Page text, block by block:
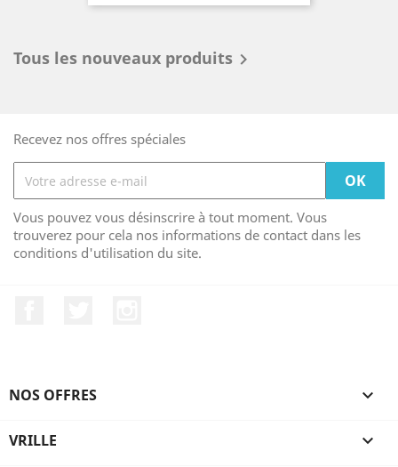
Tous les nouveaux produits 
Recevez nos offres spéciales
Vous pouvez vous désinscrire à tout moment. Vous
trouverez pour cela nos informations de contact dans les
conditions d'utilisation du site.
NOS OFFRES 
VRILLE 